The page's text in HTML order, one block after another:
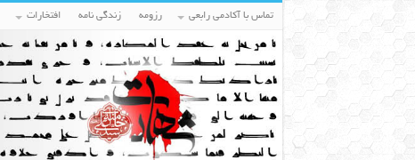
تماس با آکادمی رابعی رزومه زندگی نامه افتخارات